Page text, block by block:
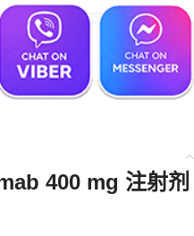
400 mg 注射剂